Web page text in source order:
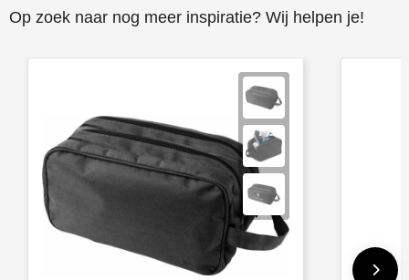
Op zoek naar nog meer inspiratie? Wij helpen je!